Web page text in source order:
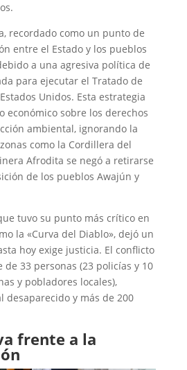
recordado como un punto de
entre el Estado y los pueblos
a una agresiva política de
para ejecutar el Tratado de
Unidos. Esta estrategia
económico sobre los derechos
ambiental, ignorando la
como la Cordillera del
Afrodita se negó a retirarse
de los pueblos Awajún y
tuvo su punto más crítico en
la «Curva del Diablo», dejó un
hoy exige justicia. El conflicto
33 personas (23 policías y 10
y pobladores locales),
desaparecido y más de 200
frente a la